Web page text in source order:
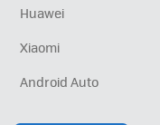
Huawei
Xiaomi
Android Auto